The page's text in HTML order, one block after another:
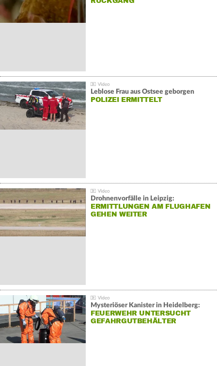
Leblose Frau aus Ostsee geborgen
POLIZEI ERMITTELT
Drohnenvorfälle in Leipzig:
ERMITTLUNGEN AM FLUGHAFEN
GEHEN WEITER
Mysteriöser Kanister in Heidelberg:
FEUERWEHR UNTERSUCHT
GEFAHRGUTBEHÄLTER